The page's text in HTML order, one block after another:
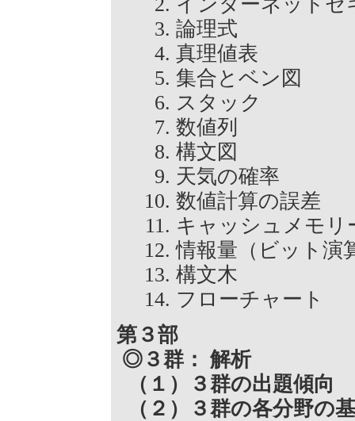
論理式
真理値表
集合とベン図
スタック
数値列
構文図
天気の確率
数値計算の誤差
キャッシュメモ
情報量（ビット
構文木
フローチャート
第３部
◎３群： 解析
（１）３群の出題傾向
（２）３群の各分野の